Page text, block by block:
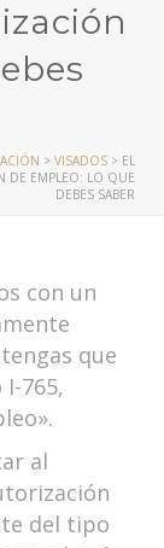
> VISADOS > EL
DE EMPLEO: LO QUE
DEBES SABER
con un
que
765,
al
del tipo